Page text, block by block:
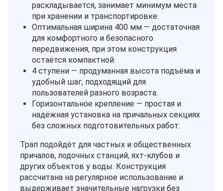
раскладывается, занимает минимум места
при хранении и транспортировке.
Оптимальная ширина 400 мм — достаточная
для комфортного и безопасного
передвижения, при этом конструкция
остаётся компактной.
4 ступени — продуманная высота подъёма и
удобный шаг, подходящий для
пользователей разного возраста.
Горизонтальное крепление — простая и
надёжная установка на причальных секциях
без сложных подготовительных работ.
Трап подойдёт для частных и общественных
причалов, лодочных станций, яхт‑клубов и
других объектов у воды. Конструкция
рассчитана на регулярное использование и
выдерживает значительные нагрузки без